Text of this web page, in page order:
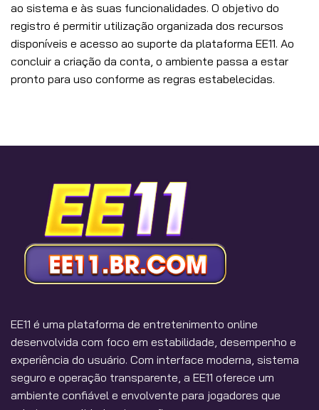
ao sistema e às suas funcionalidades. O objetivo do
registro é permitir utilização organizada dos recursos
disponíveis e acesso ao suporte da plataforma EE11. Ao
concluir a criação da conta, o ambiente passa a estar
pronto para uso conforme as regras estabelecidas.
EE11 é uma plataforma de entretenimento online
desenvolvida com foco em estabilidade, desempenho e
experiência do usuário. Com interface moderna, sistema
seguro e operação transparente, a EE11 oferece um
ambiente confiável e envolvente para jogadores que